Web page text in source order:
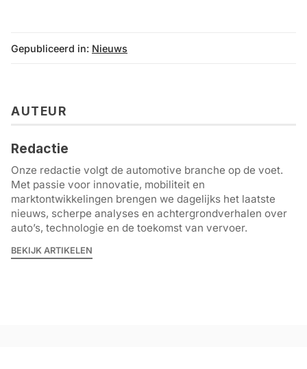
Gepubliceerd in: Nieuws
AUTEUR
Redactie
Onze redactie volgt de automotive branche op de voet.
Met passie voor innovatie, mobiliteit en
marktontwikkelingen brengen we dagelijks het laatste
nieuws, scherpe analyses en achtergrondverhalen over
auto’s, technologie en de toekomst van vervoer.
BEKIJK ARTIKELEN